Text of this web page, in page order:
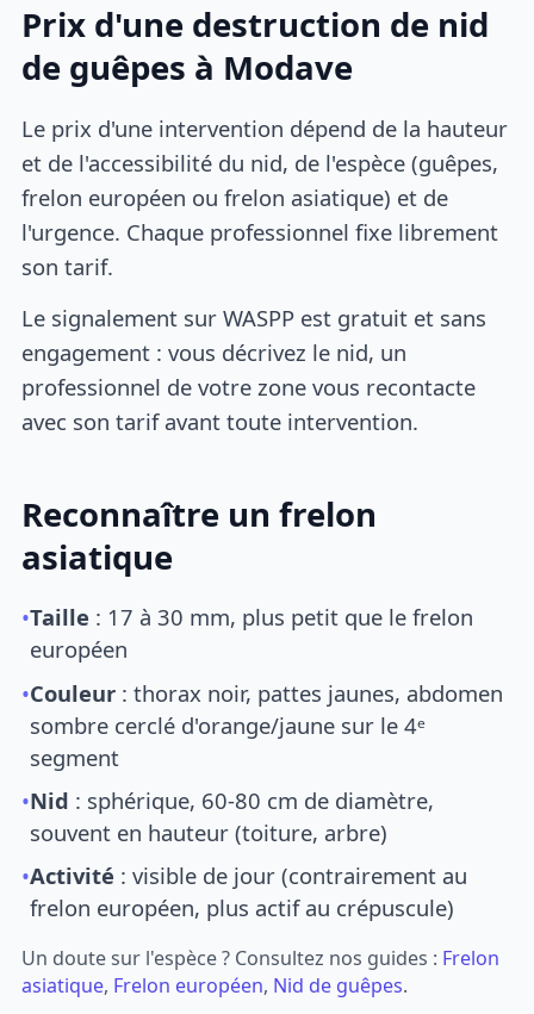
Prix d'une destruction de nid
de guêpes à Modave
Le prix d'une intervention dépend de la hauteur
et de l'accessibilité du nid, de l'espèce (guêpes,
frelon européen ou frelon asiatique) et de
l'urgence. Chaque professionnel fixe librement
son tarif.
Le signalement sur WASPP est gratuit et sans
engagement : vous décrivez le nid, un
professionnel de votre zone vous recontacte
avec son tarif avant toute intervention.
Reconnaître un frelon
asiatique
•Taille : 17 à 30 mm, plus petit que le frelon
européen
•Couleur : thorax noir, pattes jaunes, abdomen
sombre cerclé d'orange/jaune sur le 4ᵉ
segment
•Nid : sphérique, 60-80 cm de diamètre,
souvent en hauteur (toiture, arbre)
•Activité : visible de jour (contrairement au
frelon européen, plus actif au crépuscule)
Un doute sur l'espèce ? Consultez nos guides : Frelon
asiatique, Frelon européen, Nid de guêpes.